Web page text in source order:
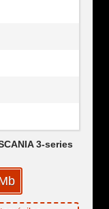
3-series